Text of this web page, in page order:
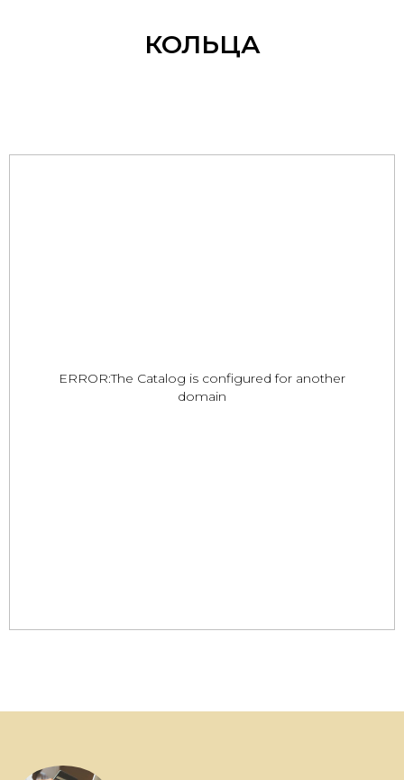
КОЛЬЦА
ERROR:The Catalog is configured for another
domain